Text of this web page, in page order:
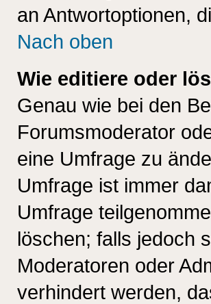
an Antwortoptionen,
Nach oben
Wie editiere oder
Genau wie bei den
Forumsmoderator
eine Umfrage zu
Umfrage ist immer
Umfrage
löschen; falls jedoch
Moderatoren oder
verhindert werden,